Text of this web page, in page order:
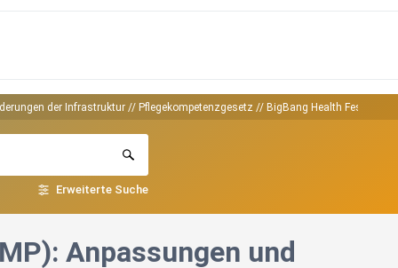
der Infrastruktur // Pflegekompetenzgesetz // BigBang Health Festival
Erweiterte Suche
Anpassungen und